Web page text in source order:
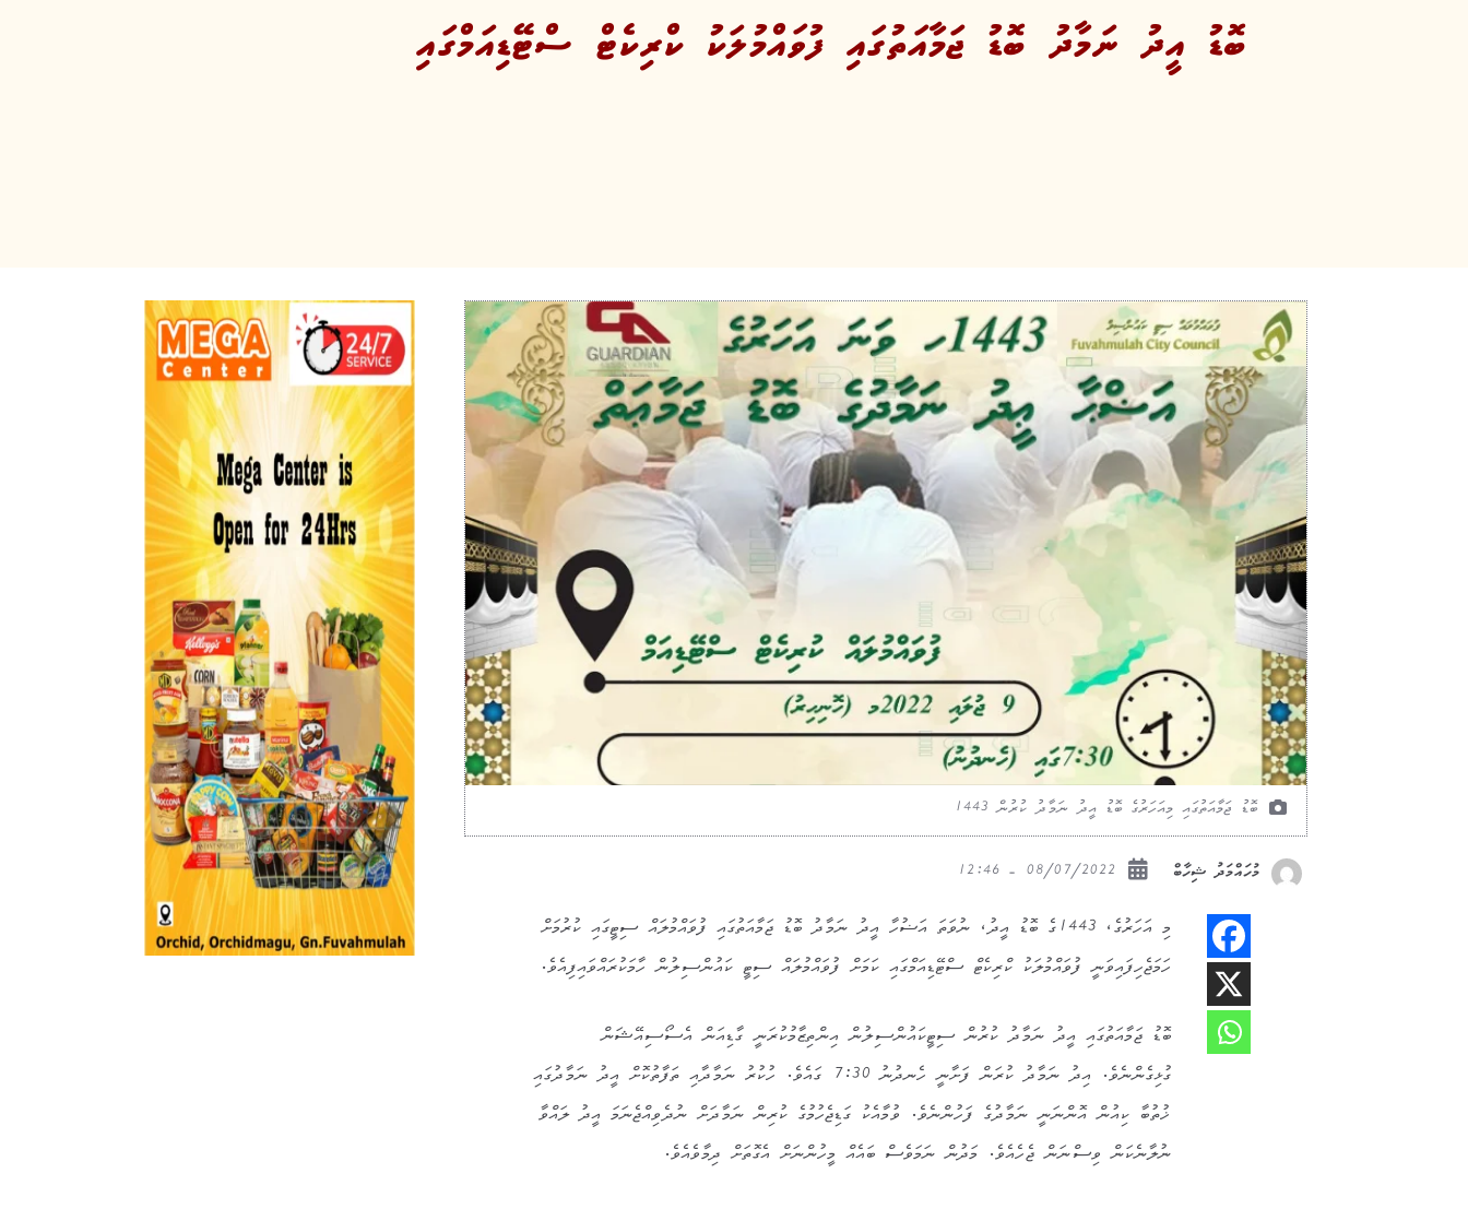
ބޮޑު އީދު ނަމާދު ބޮޑު ޖަމާއަތުގައި ފުވައްމުލަކު ކްރިކެޓް ސްޓޭޑިއަމްގައި
ބޮޑު ޖަމާއަތުގައި މިއަހަރުގެ ބޮޑު އީދު ނަމާދު ކުރުން 1443
މުހައްމަދު ޝިހާބް
މި އަހަރުގެ، 1443ގެ ބޮޑު އީދު، ނުވަތަ އަޟުހާ އީދު ނަމާދު ބޮޑު ޖަމާއަތުގައި ފުވައްމުލައް ސިޓީގައި ކުރުމަށް
ހަމަޖެހިފައިވަނީ ފުވައްމުލަކު ކްރިކެޓް ސްޓޭޑިއަމްގައި ކަމަށް ފުވައްމުލައް ސިޓީ ކައުންސިލުން ހާމަކުރައްވައިފިއެވެ.
ބޮޑު ޖަމާއަތުގައި އީދު ނަމާދު ކުރުން ސިޓީކައުންސިލުން އިންތިޒާމުކުރަނީ ގާޑިއަން އެސޯސިއޭޝަން
ގުޅިގެންނެވެ. އިދު ނަމާދު ކުރަން ފަށާނީ ހެނދުނު 7:30 ގައެވެ. ހުކުރު ނަމާދާއި ތަފާތުކޮށް އީދު ނަމާދުގައި
ޚުތުބާ ކިއުން އޮންނަނީ ނަމާދުގެ ފަހުންނެވެ. ވުމާއެކު ގަޑިޖެހުމުގެ ކުރިން ނަމާދަށް ނުދެވިއްޖެނަމަ އީދު ލައްވާ
ނުލާނެކަން ވިސްނަން ޖެހެއެވެ. މަދުން ނަމަވެސް ބައެއް މީހުންނަށް އެގޮތަށް ދިމާވެއެވެ.